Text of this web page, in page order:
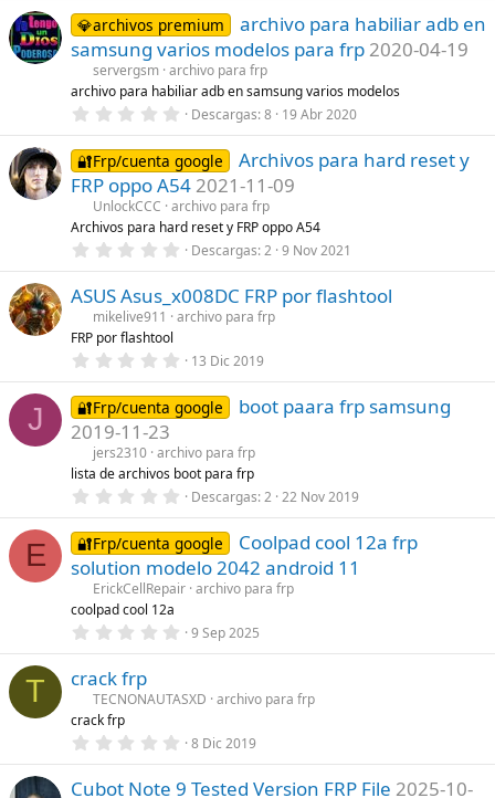
a
(
s
)
0
0
e
s
t
r
e
l
a
(
s
)
💎archivos premium
archivo para habiliar adb en
samsung varios modelos para frp 2020-04-19
servergsm archivo para frp
archivo para habiliar adb en samsung varios modelos
0
0
0
e
s
t
r
e
l
(
s
)
Descargas 8 19 Abr 2020
🔐Frp/cuenta google
Archivos para hard reset y
FRP oppo A54 2021-11-09
UnlockCCC
archivo para frp
Archivos para hard reset y FRP oppo A54
0
0
0
e
s
r
l
l
a
s
)
Descargas 2 9 Nov 2021
ASUS Asus_x008DC FRP por flashtool
mikelive911
archivo para frp
FRP por flashtool
0
0
0
e
t
r
e
l
a
(
s
)
13 Dic 2019
J 🔐Frp/cuenta google
boot paara frp samsung
2019-11-23
jers2310 archivo para frp
lista de archivos boot para frp
0
0
0
e
s
t
l
s
)
Descargas 2 22 Nov 2019
E 🔐Frp/cuenta google
Coolpad cool 12a frp
solution modelo 2042 android 11
ErickCellRepair archivo para frp
coolpad cool 12a
0
0
e
s
r
l
l
9 Sep 2025
T crack frp
TECNONAUTASXD
archivo para frp
crack frp
0
0
0
8 Dic 2019
Cubot Note 9 Tested Version FRP File 2025-10-